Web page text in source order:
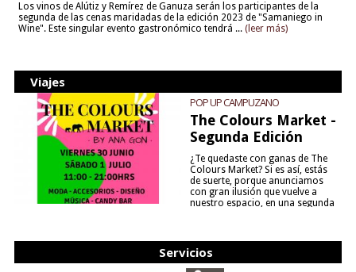
Los vinos de Alútiz y Remírez de Ganuza serán los participantes de la
segunda de las cenas maridadas de la edición 2023 de "Samaniego in
Wine". Este singular evento gastronómico tendrá ... (leer más)
Viajes
POP UP CAMPUZANO
The Colours Market -
Segunda Edición
¿Te quedaste con ganas de The
Colours Market? Si es así, estás
de suerte, porque anunciamos
con gran ilusión que vuelve a
nuestro espacio, en una segunda
Servicios